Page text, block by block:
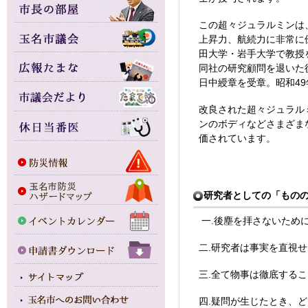
この超々ジュラルミン
上昇力、航続力に非常
田大学・岩手大学で教
同社の研究顧問を退い
日中綬章を受章。昭和
改良された超々ジュラ
ンのボディなどさまざ
価されています。
研究者としての「もの
一.後塵を拝さないため
二.研究者は事実を直視
三.全て物事は徹底する
四.疑問が生じたとき、